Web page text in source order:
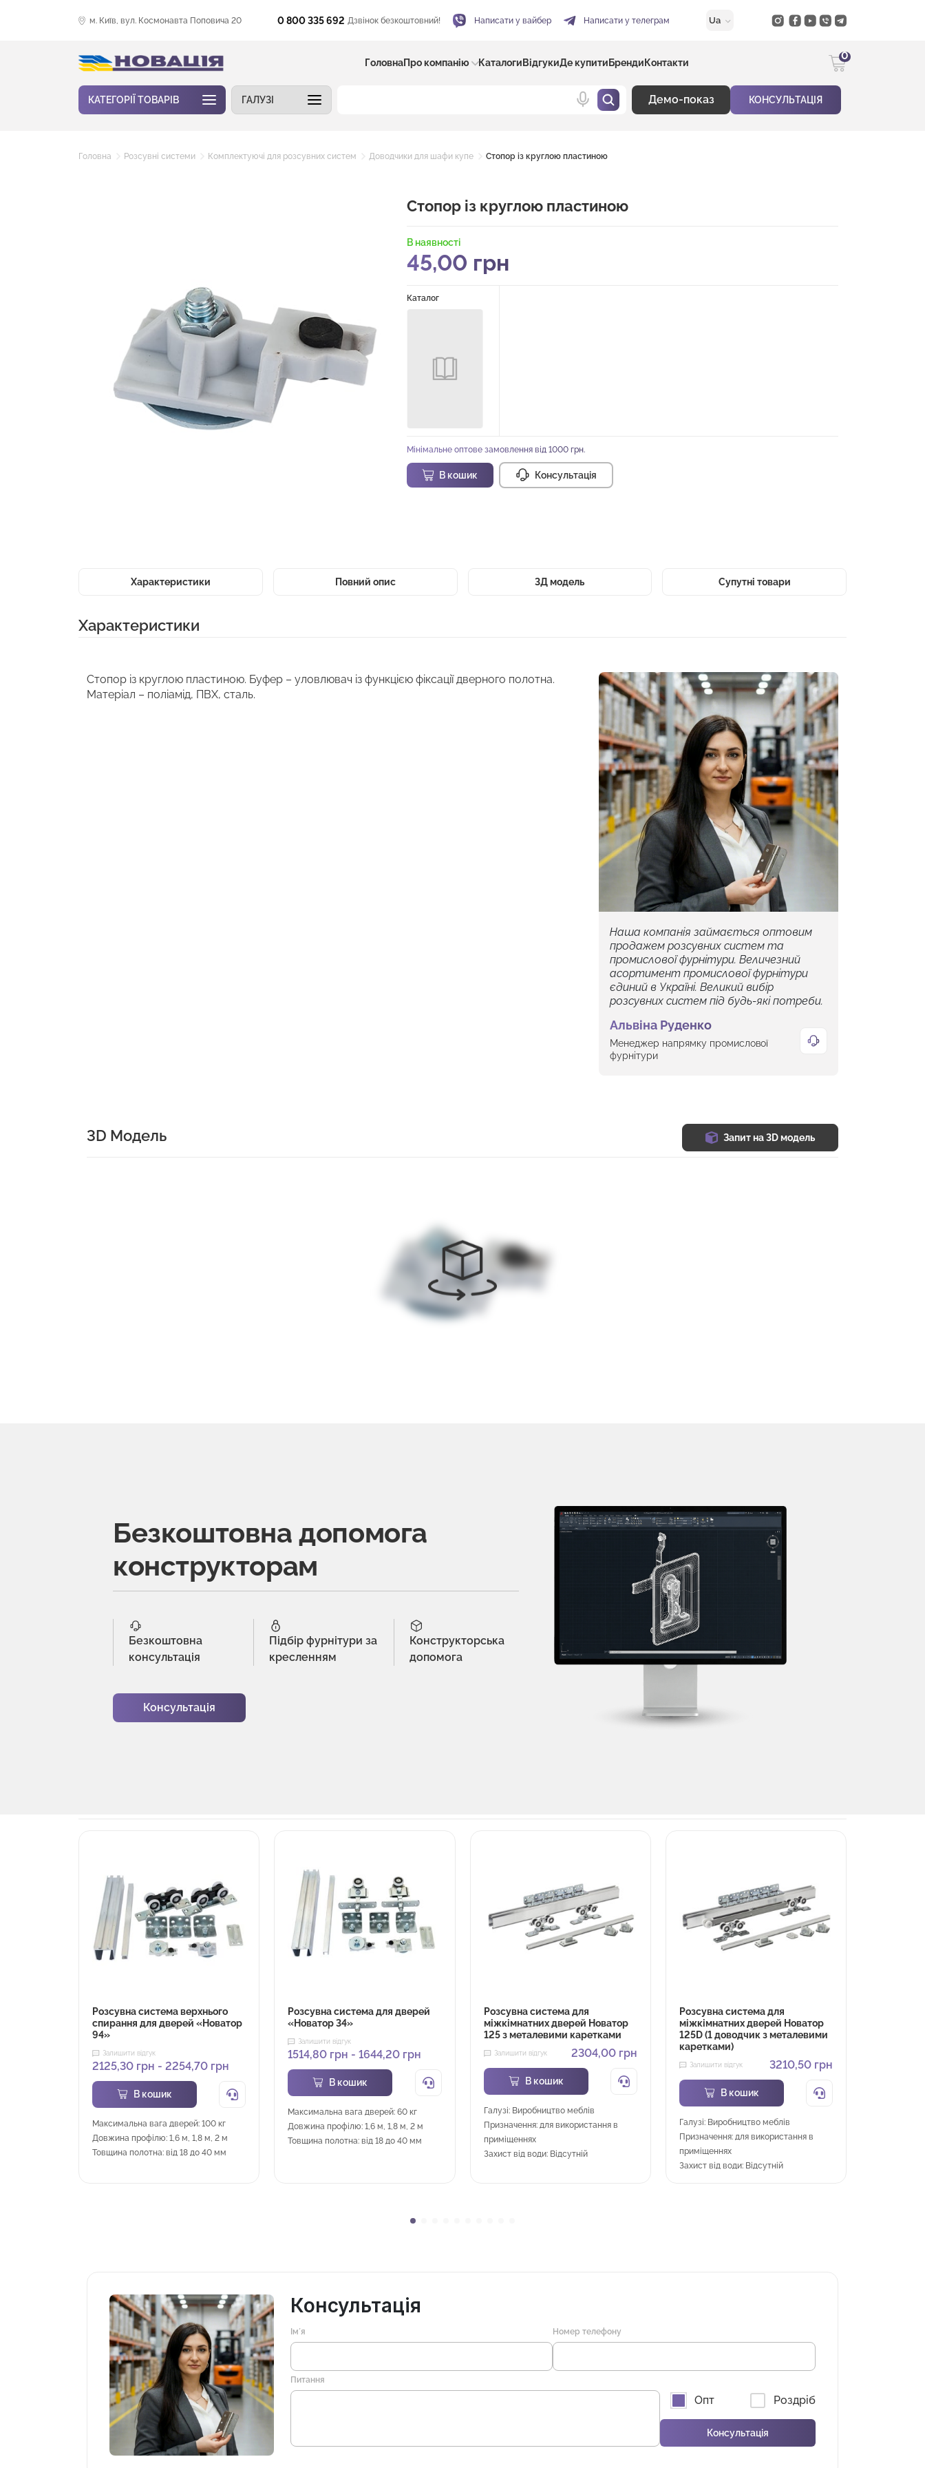
м. Київ, вул. Космонавта Поповича 20 0 800 335 692 Дзвінок безкоштовний! Написати у вайбер Написати у телеграм Ua
ГоловнаПро компанію Каталоги ВідгукиДе купити Бренди Контакти
0
КАТЕГОРІЇ ТОВАРІВ ГАЛУЗІ Демо-показ КОНСУЛЬТАЦІЯ
Головна Розсувні системи Комплектуючі для розсувних систем Доводчики для шафи купе Стопор із круглою пластиною
Стопор із круглою пластиною
В наявності
45,00 грн
Каталог
Мінімальне оптове замовлення від 1000 грн.
В кошик Консультація
Характеристики Повний опис 3Д модель Супутні товари
Характеристики
Стопор із круглою пластиною. Буфер – уловлювач із функцією фіксації дверного полотна.
Матеріал – поліамід, ПВХ, сталь.
Наша компанія займається оптовим
продажем розсувних систем та
промислової фурнітури. Величезний
асортимент промислової фурнітури
єдиний в Україні. Великий вибір
розсувних систем під будь-які потреби.
Альвіна Руденко
Менеджер напрямку промислової
фурнітури
3D Модель Запит на 3D модель
Безкоштовна допомога
конструкторам
Безкоштовна
консультація
Підбір фурнітури за
кресленням
Конструкторська
допомога
Консультація
Розсувна система верхнього
спирання для дверей «Новатор
94»
Залишити відгук
2125,30 грн - 2254,70 грн
В кошик
Максимальна вага дверей: 100 кг
Довжина профілю: 1,6 м, 1,8 м, 2 м
Товщина полотна: від 18 до 40 мм
Розсувна система для дверей
«Новатор 34»
Залишити відгук
1514,80 грн -1644,20 грн
В кошик
Максимальна вага дверей: 60 кг
Довжина профілю: 1,6 м, 1,8 м, 2 м
Товщина полотна: від 18 до 40 мм
Розсувна система для
міжкімнатних дверей Новатор
125 з металевими каретками
Залишити відгук 2304,00 грн
В кошик
Галузі: Виробництво меблів
Призначення: для використання в
приміщеннях
Захист від води: Відсутній
Розсувна система для
міжкімнатних дверей Новатор
125D (1 доводчик з металевими
каретками)
Залишити відгук 3210,50 грн
В кошик
Галузі: Виробництво меблів
Призначення: для використання в
приміщеннях
Захист від води: Відсутній
Консультація
Імʼя Номер телефону
Питання
Опт Роздріб